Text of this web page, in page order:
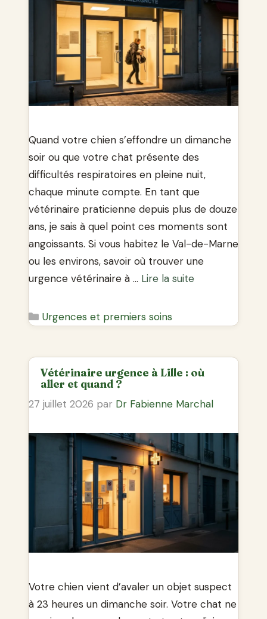
Quand votre chien s’effondre un dimanche
soir ou que votre chat présente des
difficultés respiratoires en pleine nuit,
chaque minute compte. En tant que
vétérinaire praticienne depuis plus de douze
ans, je sais à quel point ces moments sont
angoissants. Si vous habitez le Val-de-Marne
ou les environs, savoir où trouver une
urgence vétérinaire à … Lire la suite
Catégories
Urgences et premiers soins
Vétérinaire urgence à Lille : où
aller et quand ?
27 juillet 2026 par Dr Fabienne Marchal
Votre chien vient d’avaler un objet suspect
à 23 heures un dimanche soir. Votre chat ne